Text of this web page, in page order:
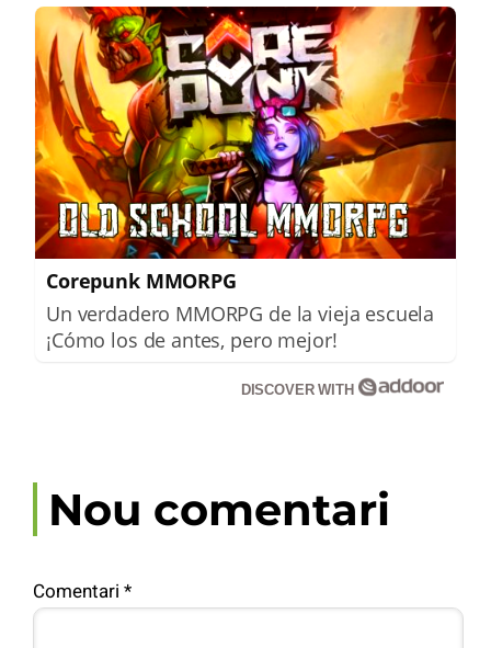
Corepunk MMORPG
Un verdadero MMORPG de la vieja escuela
¡Cómo los de antes, pero mejor!
DISCOVER WITH
Nou comentari
Comentari *